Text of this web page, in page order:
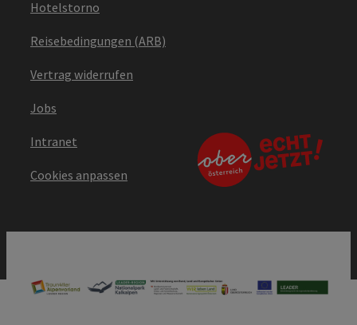
Hotelstorno
Reisebedingungen (ARB)
Vertrag widerrufen
Jobs
Intranet
Cookies anpassen